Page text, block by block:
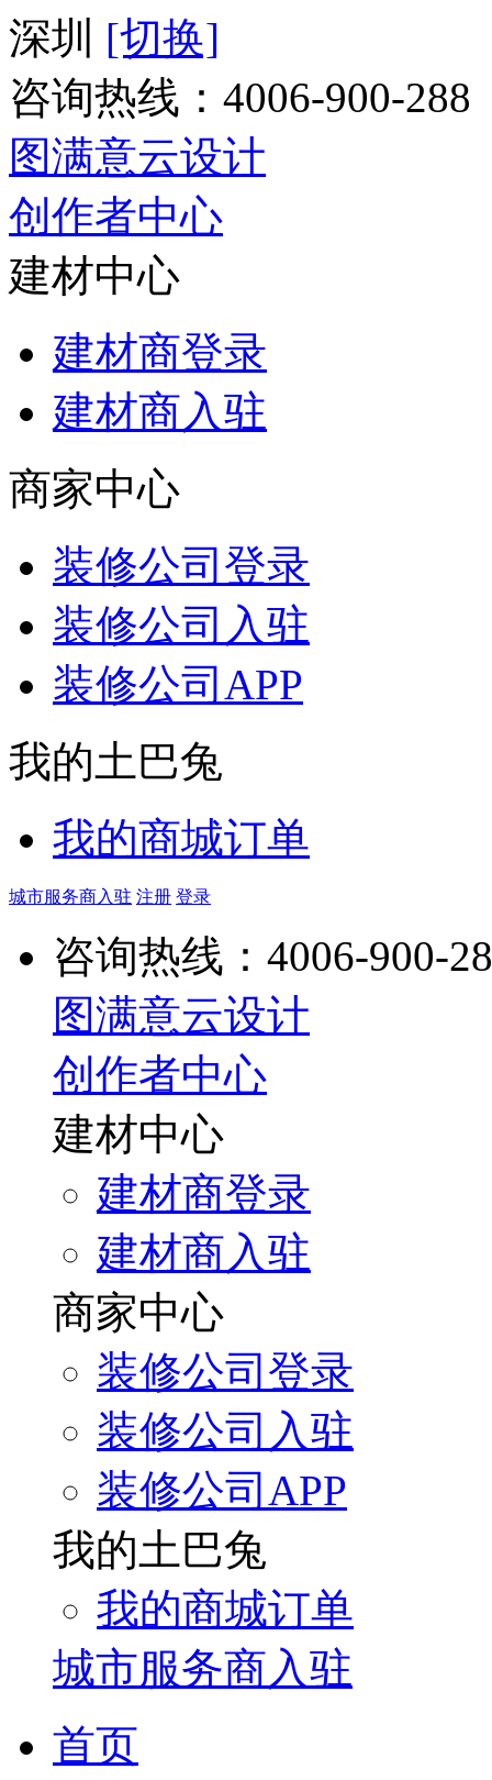
深圳 [切换]
咨询热线： 4006-900-288
图满意云设计
创作者中心
建材中心
建材商登录
建材商入驻
商家中心
装修公司登录
装修公司入驻
装修公司APP
我的土巴兔
我的商城订单
城市服务商入驻 注册 登录
咨询热线： 4006-900-
图满意云设计
创作者中心
建材中心
建材商登录
建材商入驻
商家中心
装修公司登录
装修公司入驻
装修公司APP
我的土巴兔
我的商城订单
城市服务商入驻
首页